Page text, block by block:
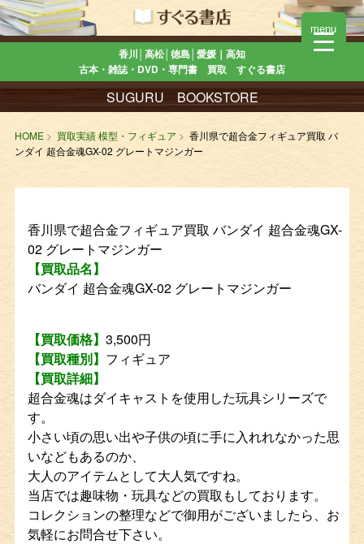
香川│高松│徳島│愛媛｜高知
古本・雑誌・DVD・専門書 買取 すぐる書店
SUGURU BOOKSTORE
HOME 買取実績 模型・フィギュア
香川県で超合金フィギュア買取 バ
ンダイ 超合金魂GX-02 グレートマジンガー
香川県で超合金フィギュア買取 バンダイ 超合金魂GX-
02 グレートマジンガー
【買取品名】
バンダイ 超合金魂GX-02 グレートマジンガー
【買取価格】 3,500円
【買取種別】 フィギュア
【買取詳細】
超合金魂はダイキャストを使用した玩具シリーズで
す。
小さい頃の思い出や子供の頃に手に入れれなかった思
いなどもあるのか、
大人のアイテムとして大人気ですね。
当店では趣味物・玩具などの買取もしております。
コレクションの整理などで御用がございましたら、お
気軽にお問合せ下さい。
menu